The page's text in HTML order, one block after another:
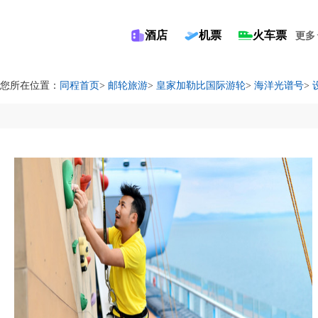
酒店 机票 火车票 更多
您所在位置： 同程首页> 邮轮旅游> 皇家加勒比国际游轮> 海洋光谱号>